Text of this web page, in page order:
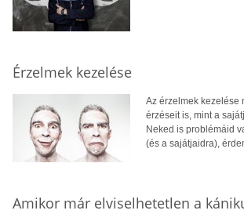
Érzelmek kezelése
Az érzelmek kezelése
érzéseit is, mint a
Neked is problémáid
(és a sajátjaidra),
Amikor már elviselhetetlen a